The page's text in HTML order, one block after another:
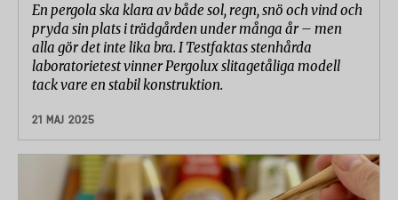
En pergola ska klara av både sol, regn, snö och vind och
pryda sin plats i trädgården under många år – men
alla gör det inte lika bra. I Testfaktas stenhårda
laboratorietest vinner Pergolux slitagetåliga modell
tack vare en stabil konstruktion.
21 MAJ 2025